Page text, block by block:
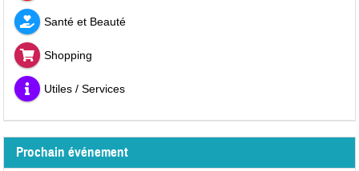
Santé et Beauté
Shopping
Utiles / Services
Prochain événement